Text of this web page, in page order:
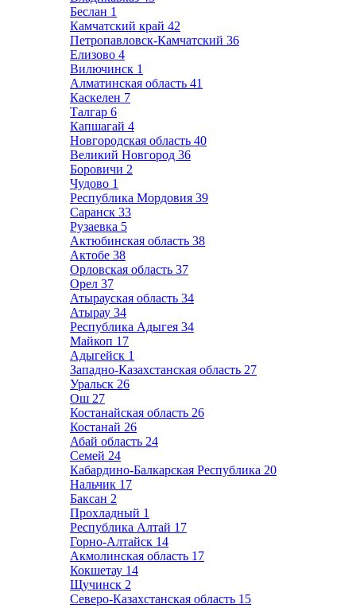
Беслан 1
Камчатский край 42
Петропавловск-Камчатский 36
Елизово 4
Вилючинск 1
Алматинская область 41
Каскелен 7
Талгар 6
Капшагай 4
Новгородская область 40
Великий Новгород 36
Боровичи 2
Чудово 1
Республика Мордовия 39
Саранск 33
Рузаевка 5
Актюбинская область 38
Актобе 38
Орловская область 37
Орел 37
Атырауская область 34
Атырау 34
Республика Адыгея 34
Майкоп 17
Адыгейск 1
Западно-Казахстанская область 27
Уральск 26
Ош 27
Костанайская область 26
Костанай 26
Абай область 24
Семей 24
Кабардино-Балкарская Республика 20
Нальчик 17
Баксан 2
Прохладный 1
Республика Алтай 17
Горно-Алтайск 14
Акмолинская область 17
Кокшетау 14
Щучинск 2
Северо-Казахстанская область 15